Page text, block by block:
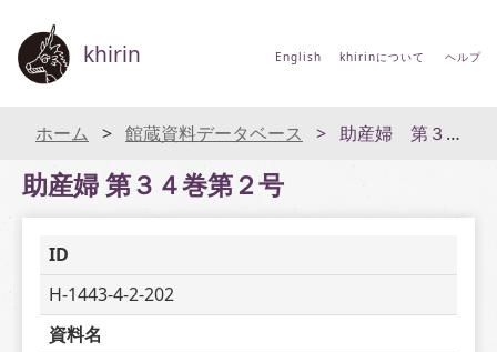
khirin English khirinについて ヘルプ
ホーム 館蔵資料データベース 助産婦 第３４巻第２号
助産婦 第３４巻第２号
ID
H-1443-4-2-202
資料名